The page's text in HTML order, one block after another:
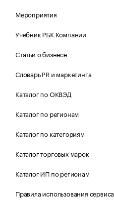
Мероприятия
Учебник РБК Компании
Статьи о бизнесе
Словарь PR и маркетинга
Каталог по ОКВЭД
Каталог по регионам
Каталог по категориям
Каталог торговых марок
Каталог ИП по регионам
Правила использования сервиса